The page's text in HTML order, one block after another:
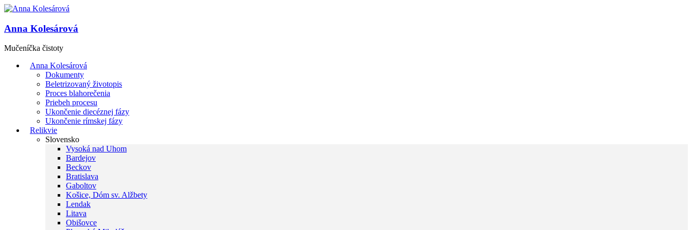
Anna Kolesárová
Mučeníčka čistoty
Anna Kolesárová
Dokumenty
Beletrizovaný životopis
Proces blahorečenia
Priebeh procesu
Ukončenie diecéznej fázy
Ukončenie rímskej fázy
Relikvie
Slovensko
Vysoká nad Uhom
Bardejov
Beckov
Bratislava
Gaboltov
Košice, Dóm sv. Alžbety
Lendak
Litava
Obišovce